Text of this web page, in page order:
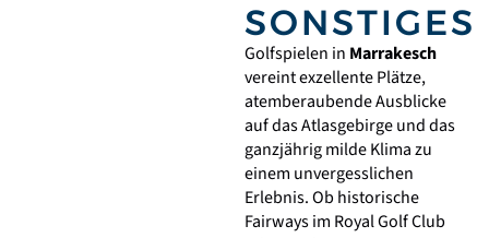
SONSTIGES
Golfspielen in Marrakesch
vereint exzellente Plätze,
atemberaubende Ausblicke
auf das Atlasgebirge und das
ganzjährig milde Klima zu
einem unvergesslichen
Erlebnis. Ob historische
Fairways im Royal Golf Club